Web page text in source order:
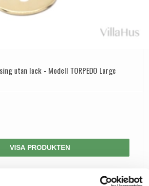
utan lack - Modell TORPEDO Large
VISA PRODUKTEN